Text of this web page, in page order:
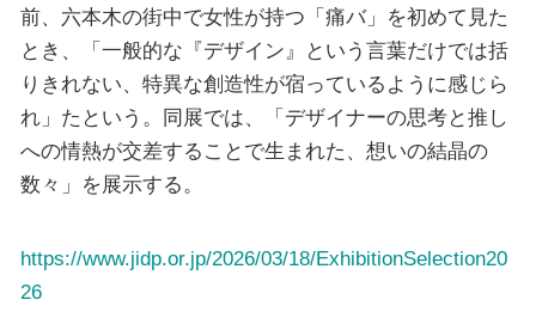
前、六本木の街中で女性が持つ「痛バ」を初めて見た
とき、「一般的な『デザイン』という言葉だけでは括
りきれない、特異な創造性が宿っているように感じら
れ」たという。同展では、「デザイナーの思考と推し
への情熱が交差することで生まれた、想いの結晶の
数々」を展示する。
https://www.jidp.or.jp/2026/03/18/ExhibitionSelection20
26